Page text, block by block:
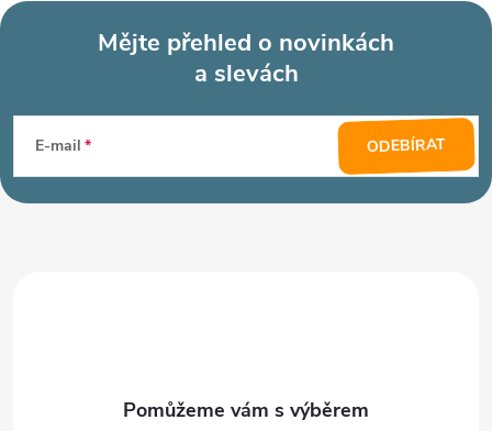
p
Mějte přehled o novinkách
a slevách
E-mail ODEBÍRAT